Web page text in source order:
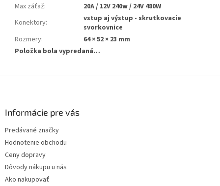
Max záťaž:
20A / 12V 240w / 24V 480W
Konektory:
vstup aj výstup - skrutkovacie
svorkovnice
Rozmery:
64 × 52 × 23 mm
Položka bola vypredaná…
Informácie pre vás
Predávané značky
Hodnotenie obchodu
Ceny dopravy
Dôvody nákupu u nás
Ako nakupovať